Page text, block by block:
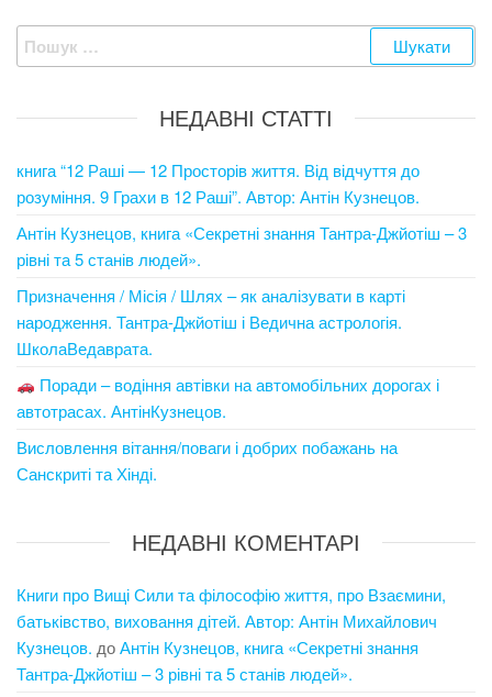
Пошук:
НЕДАВНІ СТАТТІ
книга “12 Раші — 12 Просторів життя. Від відчуття до
розуміння. 9 Грахи в 12 Раші”. Автор: Антін Кузнецов.
Антін Кузнецов, книга «Секретні знання Тантра-Джйотіш – 3
рівні та 5 станів людей».
Призначення / Місія / Шлях – як аналізувати в карті
народження. Тантра-Джйотіш і Ведична астрологія.
ШколаВедаврата.
Поради – водіння автівки на автомобільних дорогах і
автотрасах. АнтінКузнецов.
Висловлення вітання/поваги і добрих побажань на
Санскриті та Хінді.
НЕДАВНІ КОМЕНТАРІ
Книги про Вищі Сили та філософію життя, про Взаємини,
батьківство, виховання дітей. Автор: Антін Михайлович
Кузнецов. доАнтін Кузнецов, книга «Секретні знання
Тантра-Джйотіш – 3 рівні та 5 станів людей».